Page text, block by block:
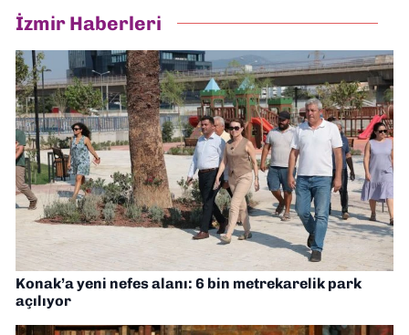
İzmir Haberleri
Konak’a yeni nefes alanı: 6 bin metrekarelik park
açılıyor